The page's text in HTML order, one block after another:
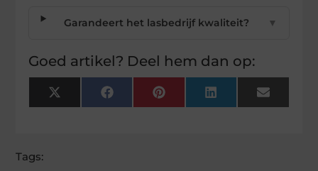
Garandeert het lasbedrijf kwaliteit? ▼
Goed artikel? Deel hem dan op:
X
(Twitter)
FacebookPinterest LinkedIn Email
Tags: